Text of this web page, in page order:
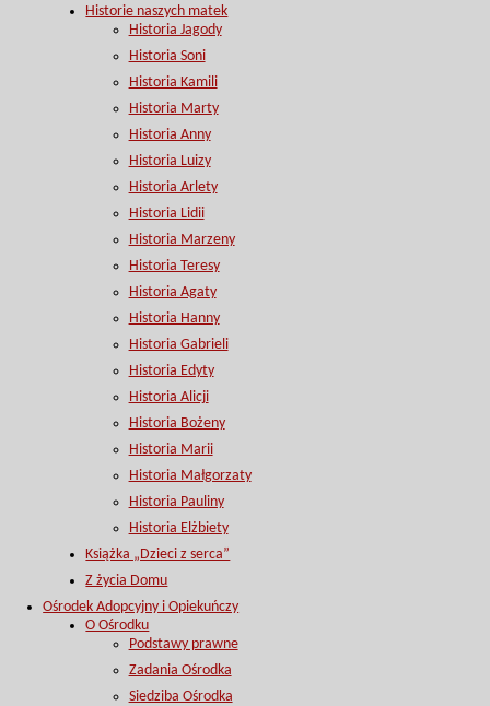
Historie naszych matek
Historia Jagody
Historia Soni
Historia Kamili
Historia Marty
Historia Anny
Historia Luizy
Historia Arlety
Historia Lidii
Historia Marzeny
Historia Teresy
Historia Agaty
Historia Hanny
Historia Gabrieli
Historia Edyty
Historia Alicji
Historia Bożeny
Historia Marii
Historia Małgorzaty
Historia Pauliny
Historia Elżbiety
Książka „Dzieci z serca”
Z życia Domu
Ośrodek Adopcyjny i Opiekuńczy
O Ośrodku
Podstawy prawne
Zadania Ośrodka
Siedziba Ośrodka